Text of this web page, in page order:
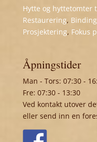
Hytte og hyttetomter
Restaurering,
Prosjektering, Fokus
Åpningstider
Man - Tors: 07:30 -
Fre: 07:30 - 13:30
Ved kontakt utover
eller send inn en